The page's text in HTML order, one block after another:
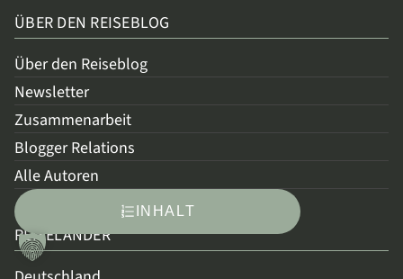
INHALT
ÜBER DEN REISEBLOG
Über den Reiseblog
Newsletter
Zusammenarbeit
Blogger Relations
Alle Autoren
REISELÄNDER